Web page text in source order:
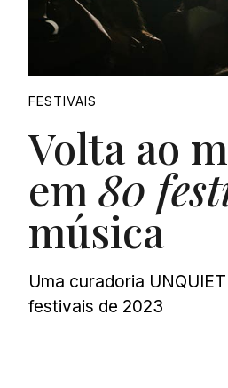
FESTIVAIS
Volta ao
em80
música
Uma curadoria
festivais de 2023